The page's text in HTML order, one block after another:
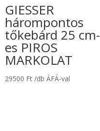
GIESSER
hárompontos
tőkebárd 25 cm-
es PIROS
MARKOLAT
29500 Ft /db ÁFÁ-val